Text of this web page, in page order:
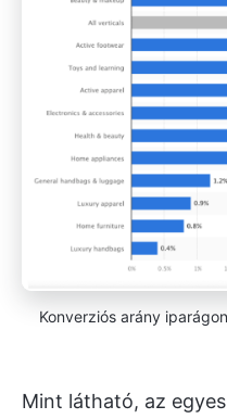
Konverziós arány
Mint látható, az